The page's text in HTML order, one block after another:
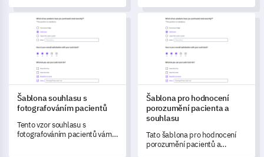
pacientů se procesem
souhlasu.
porozumět názorům pacientů
na ochranu soukromí a sdílení
Šablona souhlasu s fotografováním pacientů
Šablona souhlasu s
fotografováním pacientů
Tento vzor souhlasu s
fotografováním pacientů vám
Šablona pro hodnocení
Šablona pro hodnocení
porozumění pacienta a
souhlasu
Tato šablona pro hodnocení
porozumění pacientů a